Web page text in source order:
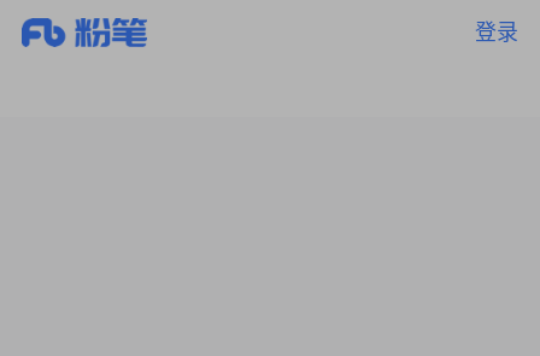
登录